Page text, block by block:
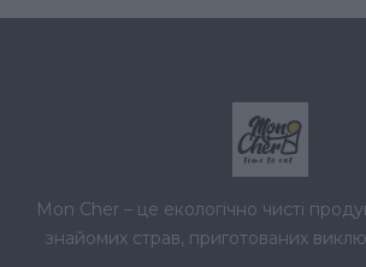
Mon Cher – це екологічно чисті
знайомих страв, приготованих